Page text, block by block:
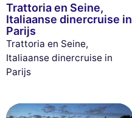
Trattoria en Seine,
Italiaanse dinercruise in
Parijs
Trattoria en Seine,
Italiaanse dinercruise in
Parijs